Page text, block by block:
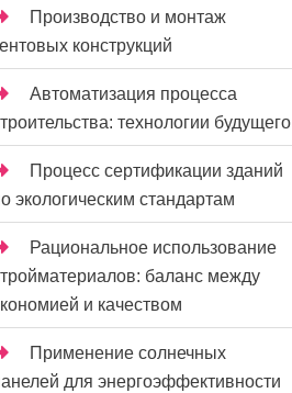
Производство и монтаж
конструкций
Автоматизация процесса
технологии будущего
Процесс сертификации зданий
экологическим стандартам
Рациональное использование
баланс между
и качеством
Применение солнечных
для энергоэффективности